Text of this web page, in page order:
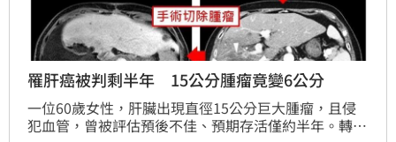
罹肝癌被判剩半年 15公分腫瘤竟變6公分
一位60歲女性，肝臟出現直徑15公分巨大腫瘤，且侵
犯血管，曾被評估預後不佳、預期存活僅約半年。轉至